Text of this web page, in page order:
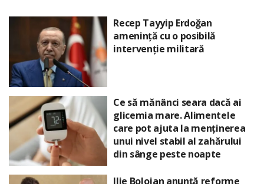
Recep Tayyip Erdoğan
amenință cu o posibilă
intervenție militară
Ce să mănânci seara dacă ai
glicemia mare. Alimentele
care pot ajuta la menținerea
unui nivel stabil al zahărului
din sânge peste noapte
Ilie Bolojan anunță reforme